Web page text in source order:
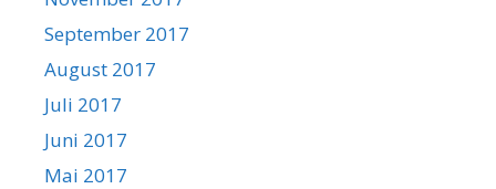
September 2017
August 2017
Juli 2017
Juni 2017
Mai 2017